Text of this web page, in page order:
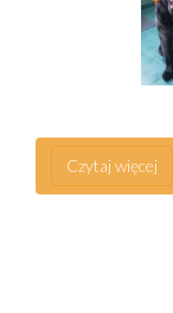
Czytaj więcej